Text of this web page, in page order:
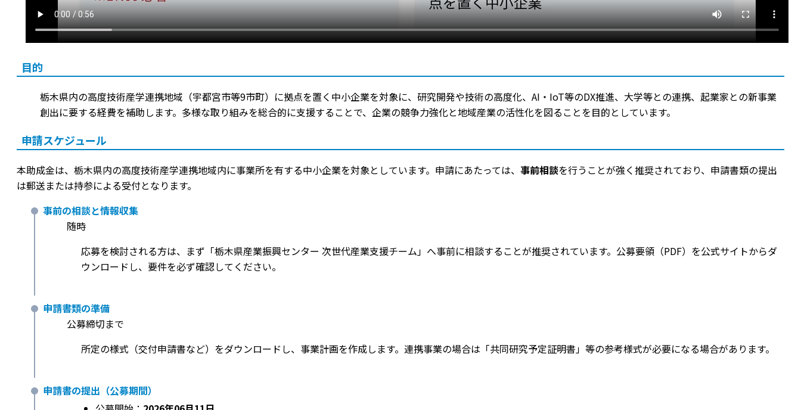
目的
栃木県内の高度技術産学連携地域（宇都宮市等9市町）に拠点を置く中小企業を対象に、研究開発や技術の高度化、AI・IoT等のDX推進、大学等との連携、起業家との新事業
創出に要する経費を補助します。多様な取り組みを総合的に支援することで、企業の競争力強化と地域産業の活性化を図ることを目的としています。
申請スケジュール
本助成金は、栃木県内の高度技術産学連携地域内に事業所を有する中小企業を対象としています。申請にあたっては、 事前相談を行うことが強く推奨されており、申請書類の提出
は郵送または持参による受付となります。
事前の相談と情報収集
随時
応募を検討される方は、まず「栃木県産業振興センター 次世代産業支援チーム」へ事前に相談することが推奨されています。公募要領（PDF）を公式サイトからダ
ウンロードし、要件を必ず確認してください。
申請書類の準備
公募締切まで
所定の様式（交付申請書など）をダウンロードし、事業計画を作成します。連携事業の場合は「共同研究予定証明書」等の参考様式が必要になる場合があります。
申請書の提出（公募期間）